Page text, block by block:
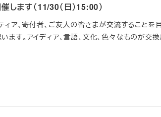
ます（11/30（日）15:00）
ア、寄付者、ご友人の皆さまが交流することを
ます。アイディア、言語、文化、色々なものが交